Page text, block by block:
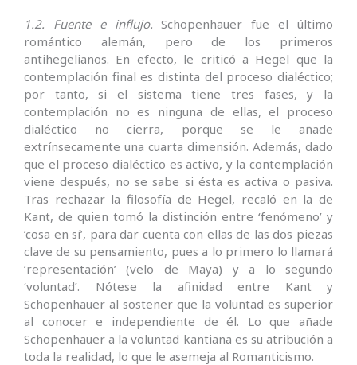
1.2. Fuente e influjo. Schopenhauer fue el último
romántico alemán, pero de los primeros
antihegelianos. En efecto, le criticó a Hegel que la
contemplación final es distinta del proceso dialéctico;
por tanto, si el sistema tiene tres fases, y la
contemplación no es ninguna de ellas, el proceso
dialéctico no cierra, porque se le añade
extrínsecamente una cuarta dimensión. Además, dado
que el proceso dialéctico es activo, y la contemplación
viene después, no se sabe si ésta es activa o pasiva.
Tras rechazar la filosofía de Hegel, recaló en la de
Kant, de quien tomó la distinción entre ‘fenómeno’ y
‘cosa en sí’, para dar cuenta con ellas de las dos piezas
clave de su pensamiento, pues a lo primero lo llamará
‘representación’ (velo de Maya) y a lo segundo
‘voluntad’. Nótese la afinidad entre Kant y
Schopenhauer al sostener que la voluntad es superior
al conocer e independiente de él. Lo que añade
Schopenhauer a la voluntad kantiana es su atribución a
toda la realidad, lo que le asemeja al Romanticismo.